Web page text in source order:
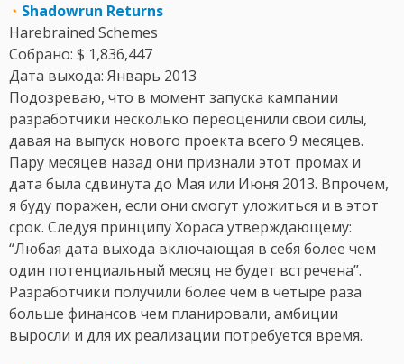
◔ Shadowrun Returns
Harebrained Schemes
Собрано: $ 1,836,447
Дата выхода: Январь 2013
Подозреваю, что в момент запуска кампании
разработчики несколько переоценили свои силы,
давая на выпуск нового проекта всего 9 месяцев.
Пару месяцев назад они признали этот промах и
дата была сдвинута до Мая или Июня 2013. Впрочем,
я буду поражен, если они смогут уложиться и в этот
срок. Следуя принципу Хораса утверждающему:
“Любая дата выхода включающая в себя более чем
один потенциальный месяц не будет встречена”.
Разработчики получили более чем в четыре раза
больше финансов чем планировали, амбиции
выросли и для их реализации потребуется время.